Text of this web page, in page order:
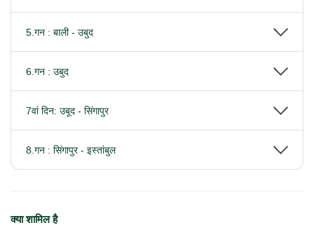
5.गन : बाली - उबुद
6.गन : उबुद
7वां दिन: उबूद - सिंगापुर
8.गन : सिंगापुर - इस्तांबुल
क्या शामिल है